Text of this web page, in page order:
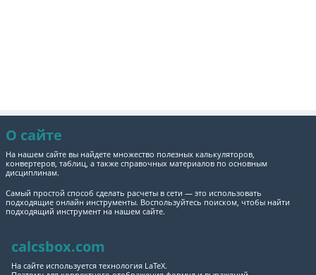
О сайте
На нашем сайте вы найдете множество полезных калькуляторов,
конвертеров, таблиц, а также справочных материалов по основным
дисциплинам.
Самый простой способ сделать расчеты в сети — это использовать
подходящие онлайн инструменты. Воспользуйтесь поиском, чтобы найти
подходящий инструмент на нашем сайте.
calcsbox.com
На сайте используется технология LaTeX.